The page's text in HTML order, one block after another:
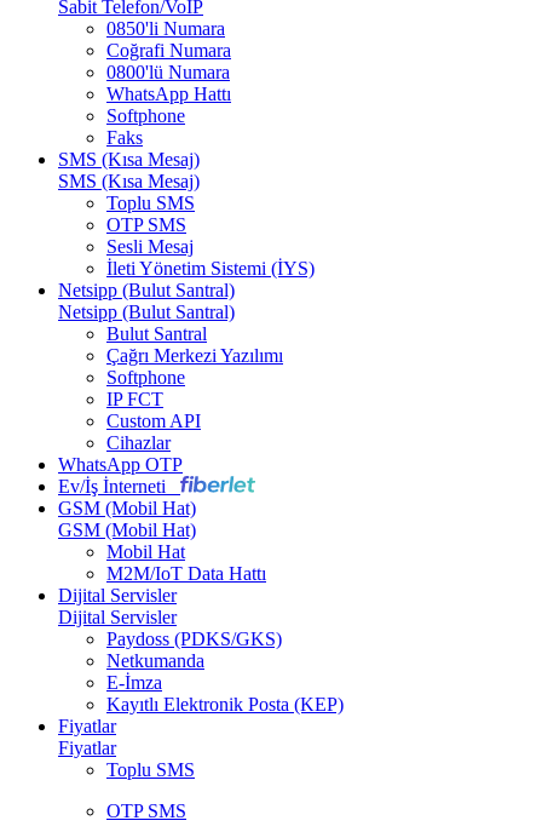
Sabit Telefon/VoIP
0850'li Numara
Coğrafi Numara
0800'lü Numara
WhatsApp Hattı
Softphone
Faks
SMS (Kısa Mesaj)
SMS (Kısa Mesaj)
Toplu SMS
OTP SMS
Sesli Mesaj
İleti Yönetim Sistemi (İYS)
Netsipp (Bulut Santral)
Netsipp (Bulut Santral)
Bulut Santral
Çağrı Merkezi Yazılımı
Softphone
IP FCT
Custom API
Cihazlar
WhatsApp OTP
Ev/İş İnterneti
GSM (Mobil Hat)
GSM (Mobil Hat)
Mobil Hat
M2M/IoT Data Hattı
Dijital Servisler
Dijital Servisler
Paydoss (PDKS/GKS)
Netkumanda
E-İmza
Kayıtlı Elektronik Posta (KEP)
Fiyatlar
Fiyatlar
Toplu SMS
OTP SMS